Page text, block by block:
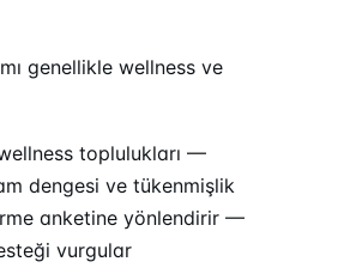
genellikle wellness ve
toplulukları —
dengesi ve tükenmişlik
anketine yönlendirir —
vurgular